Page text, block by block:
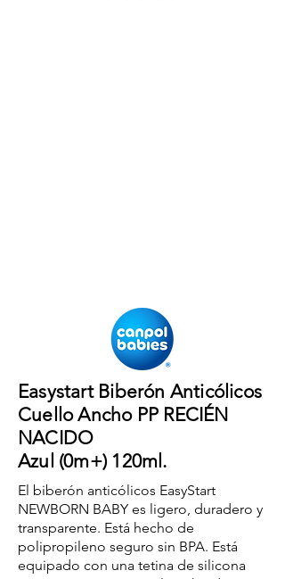
Easystart Biberón Anticólicos
Cuello Ancho PP RECIÉN
NACIDO
Azul (0m+) 120ml.
El biberón anticólicos EasyStart
NEWBORN BABY es ligero, duradero y
transparente. Está hecho de
polipropileno seguro sin BPA. Está
equipado con una tetina de silicona